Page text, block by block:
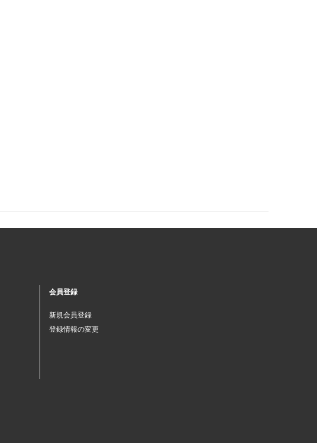
会員登録
新規会員登録
登録情報の変更